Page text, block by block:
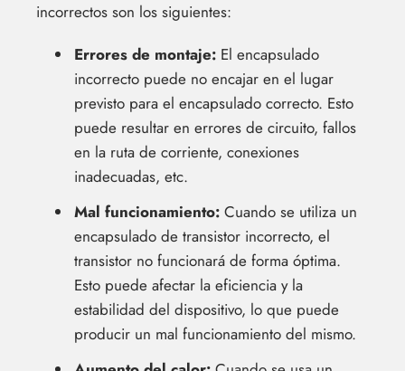
incorrectos son los siguientes:
Errores de montaje: El encapsulado
incorrecto puede no encajar en el lugar
previsto para el encapsulado correcto. Esto
puede resultar en errores de circuito, fallos
en la ruta de corriente, conexiones
inadecuadas, etc.
Mal funcionamiento: Cuando se utiliza un
encapsulado de transistor incorrecto, el
transistor no funcionará de forma óptima.
Esto puede afectar la eficiencia y la
estabilidad del dispositivo, lo que puede
producir un mal funcionamiento del mismo.